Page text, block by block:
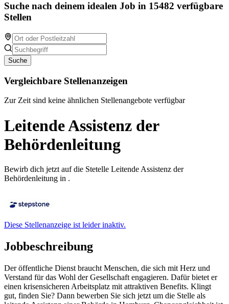
Suche nach deinem idealen Job in 15482 verfügbare
Stellen
Suche
Vergleichbare Stellenanzeigen
Zur Zeit sind keine ähnlichen Stellenangebote verfügbar
Leitende Assistenz der
Behördenleitung
Bewirb dich jetzt auf die Stetelle Leitende Assistenz der
Behördenleitung in .
Diese Stellenanzeige ist leider inaktiv.
Jobbeschreibung
Der öffentliche Dienst braucht Menschen, die sich mit Herz und
Verstand für das Wohl der Gesellschaft engagieren. Dafür bietet er
einen krisensicheren Arbeitsplatz mit attraktiven Benefits. Klingt
gut, finden Sie? Dann bewerben Sie sich jetzt um die Stelle als